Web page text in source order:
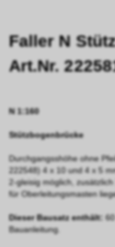
Faller N
Art.Nr.
N 1:160
Stützbogenbrücke
Durchgangsshöhe ohne
222548) 4 x 10 und 4 x 5
2-gleisig möglich,
für Oberleitungs­masten
Dieser Bausatz enthält:
Bauanleitung.